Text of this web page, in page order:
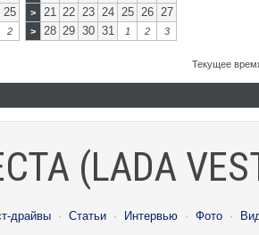
25
2
> 21 22 23 24 25 26 27
> 28 29 30 31 1 2 3
Текущее
(LADA
драйвы · Статьи · Интервью · Фото ·